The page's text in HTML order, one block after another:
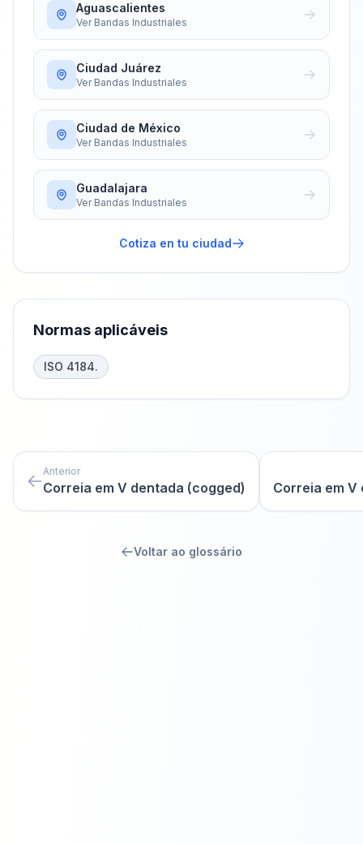
Aguascalientes
Ver Bandas Industriales
Ciudad Juárez
Ver Bandas Industriales
Ciudad de México
Ver Bandas Industriales
Guadalajara
Ver Bandas Industriales
Cotiza en tu ciudad
Normas aplicáveis
ISO 4184.
Anterior
Correia em V dentada (cogged) Correia em
Voltar ao glossário